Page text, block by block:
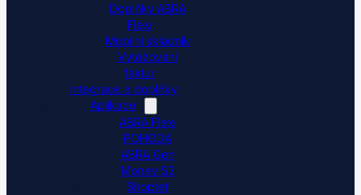
Doplňky ABRA
Flexi
Mobilní skladník
Vytěžování
faktur
Integrace a doplňky
Aplikace
ABRA Flexi
POHODA
ABRA Gen
Money S3
Shoptet